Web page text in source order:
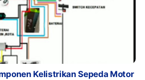
Kelistrikan Sepeda Motor